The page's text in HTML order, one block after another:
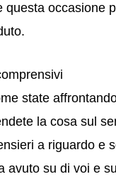
questa occasione
state
la cosa sul
a riguardo e
avuto su di voi e